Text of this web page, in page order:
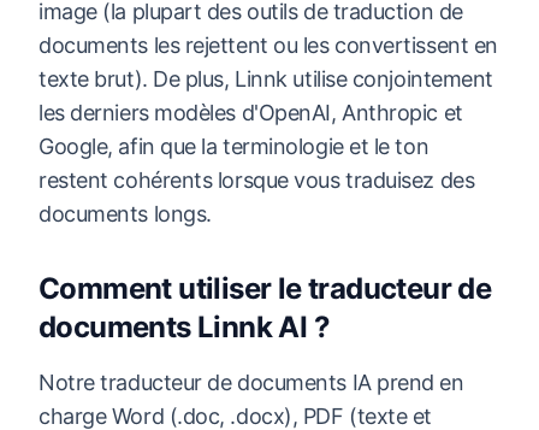
image (la plupart des outils de traduction de
documents les rejettent ou les convertissent en
texte brut). De plus, Linnk utilise conjointement
les derniers modèles d'OpenAI, Anthropic et
Google, afin que la terminologie et le ton
restent cohérents lorsque vous traduisez des
documents longs.
Comment utiliser le traducteur de
documents Linnk AI ?
Notre traducteur de documents IA prend en
charge Word (.doc, .docx), PDF (texte et